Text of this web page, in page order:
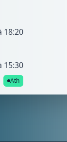
18:20
15:30
Ath